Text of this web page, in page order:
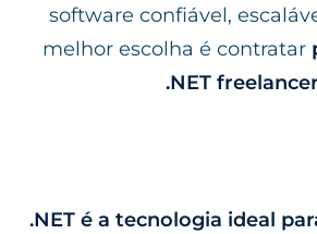
Entre em contato agora
sua aplicação .NET ao
software confiável,
melhor escolha é contratar
.NET
.NET é a tecnologia ideal